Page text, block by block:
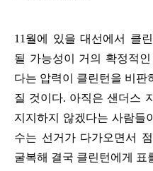
11 월에 있을 대선에서 클
될 가능성이 거의 확정적
다는 압력이 클린턴을 비판
질 것이다. 아직은 샌더스
지지하지 않겠다는 사람들
수는 선거가 다가오면서
굴복해 결국 클린턴에게 표